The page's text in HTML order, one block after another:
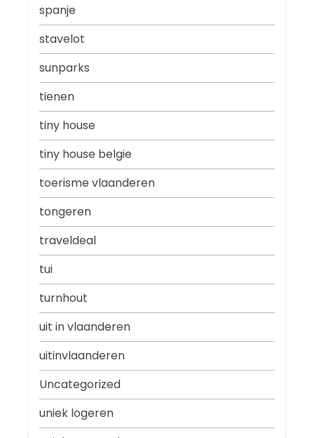
spanje
stavelot
sunparks
tienen
tiny house
tiny house belgie
toerisme vlaanderen
tongeren
traveldeal
tui
turnhout
uit in vlaanderen
uitinvlaanderen
Uncategorized
uniek logeren